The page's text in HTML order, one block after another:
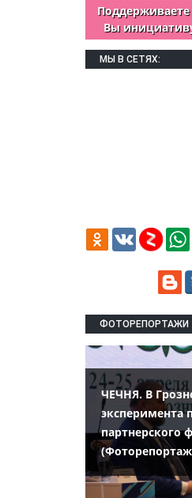
Вы
МЫ В СЕТЯХ:
ФОТОРЕПОРТАЖИ
ЧЕЧНЯ. В
эксперимента
партнерского